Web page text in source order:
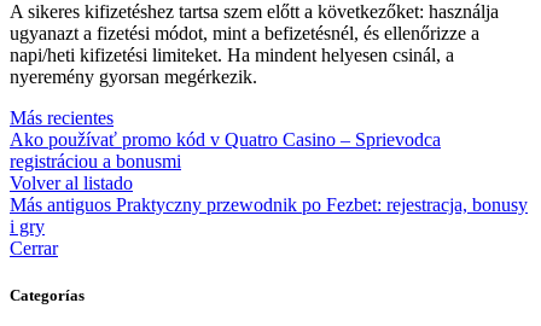
A sikeres kifizetéshez tartsa szem előtt a következőket: használja
ugyanazt a fizetési módot, mint a befizetésnél, és ellenőrizze a
napi/heti kifizetési limiteket. Ha mindent helyesen csinál, a
nyeremény gyorsan megérkezik.
Más recientes
Ako používať promo kód v Quatro Casino – Sprievodca
registráciou a bonusmi
Volver al listado
Más antiguos Praktyczny przewodnik po Fezbet: rejestracja, bonusy
i gry
Cerrar
Categorías